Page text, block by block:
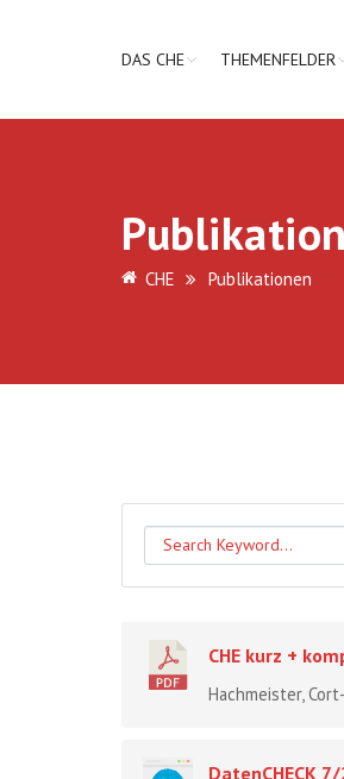
DAS CHE THEMENFELDER
CHE Publikationen
CHE kurz +
Hachmeister,
DatenCHECK